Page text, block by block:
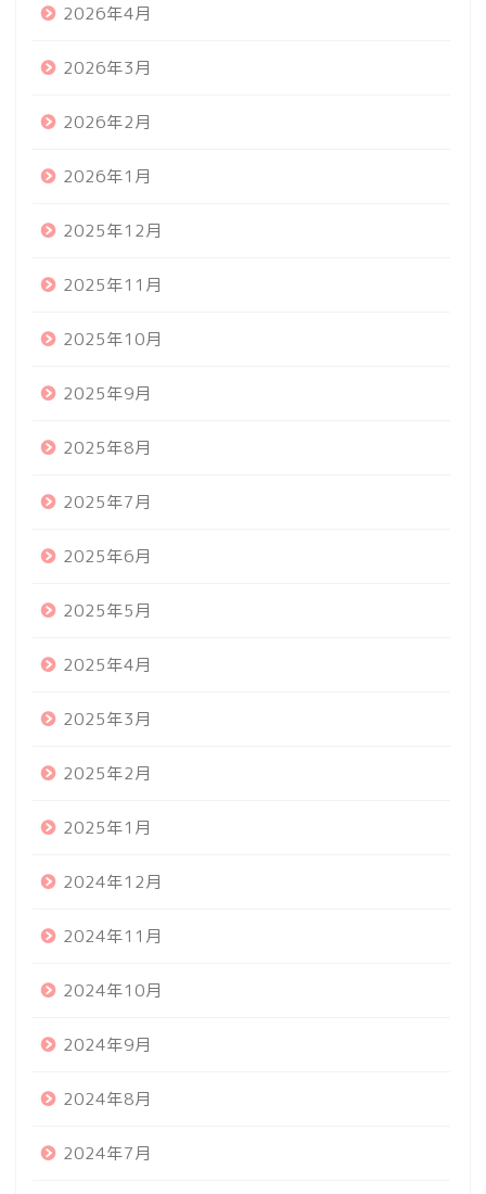
2026年4月
2026年3月
2026年2月
2026年1月
2025年12月
2025年11月
2025年10月
2025年9月
2025年8月
2025年7月
2025年6月
2025年5月
2025年4月
2025年3月
2025年2月
2025年1月
2024年12月
2024年11月
2024年10月
2024年9月
2024年8月
2024年7月